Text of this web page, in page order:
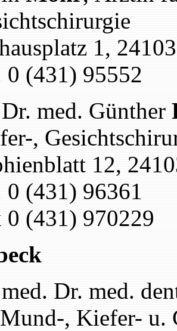
1,
0 (431) 95552
med. Günther
,
12,
0 (431) 96361
0 (431) 970229
Dr. med.
, Kiefer- u.